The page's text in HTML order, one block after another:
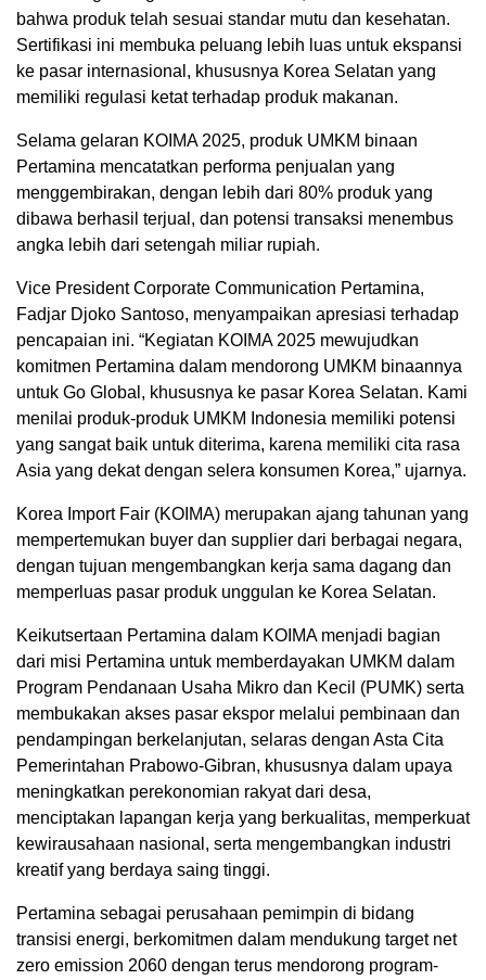
bahwa produk telah sesuai standar mutu dan kesehatan.
Sertifikasi ini membuka peluang lebih luas untuk ekspansi
ke pasar internasional, khususnya Korea Selatan yang
memiliki regulasi ketat terhadap produk makanan.
Selama gelaran KOIMA 2025, produk UMKM binaan
Pertamina mencatatkan performa penjualan yang
menggembirakan, dengan lebih dari 80% produk yang
dibawa berhasil terjual, dan potensi transaksi menembus
angka lebih dari setengah miliar rupiah.
Vice President Corporate Communication Pertamina,
Fadjar Djoko Santoso, menyampaikan apresiasi terhadap
pencapaian ini. “Kegiatan KOIMA 2025 mewujudkan
komitmen Pertamina dalam mendorong UMKM binaannya
untuk Go Global, khususnya ke pasar Korea Selatan. Kami
menilai produk-produk UMKM Indonesia memiliki potensi
yang sangat baik untuk diterima, karena memiliki cita rasa
Asia yang dekat dengan selera konsumen Korea,” ujarnya.
Korea Import Fair (KOIMA) merupakan ajang tahunan yang
mempertemukan buyer dan supplier dari berbagai negara,
dengan tujuan mengembangkan kerja sama dagang dan
memperluas pasar produk unggulan ke Korea Selatan.
Keikutsertaan Pertamina dalam KOIMA menjadi bagian
dari misi Pertamina untuk memberdayakan UMKM dalam
Program Pendanaan Usaha Mikro dan Kecil (PUMK) serta
membukakan akses pasar ekspor melalui pembinaan dan
pendampingan berkelanjutan, selaras dengan Asta Cita
Pemerintahan Prabowo-Gibran, khususnya dalam upaya
meningkatkan perekonomian rakyat dari desa,
menciptakan lapangan kerja yang berkualitas, memperkuat
kewirausahaan nasional, serta mengembangkan industri
kreatif yang berdaya saing tinggi.
Pertamina sebagai perusahaan pemimpin di bidang
transisi energi, berkomitmen dalam mendukung target net
zero emission 2060 dengan terus mendorong program-